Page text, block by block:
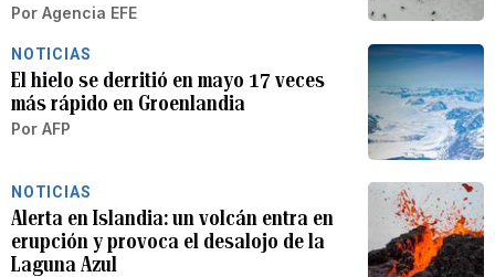
Por Agencia EFE
NOTICIAS
El hielo se derritió en mayo 17 veces
más rápido en Groenlandia
Por AFP
NOTICIAS
Alerta en Islandia: un volcán entra en
erupción y provoca el desalojo de la
Laguna Azul